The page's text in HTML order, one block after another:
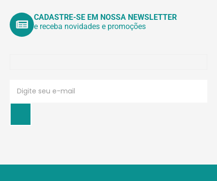
CADASTRE-SE EM NOSSA NEWSLETTER
e receba novidades e promoções